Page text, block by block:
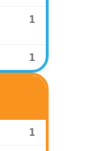
1
1
1